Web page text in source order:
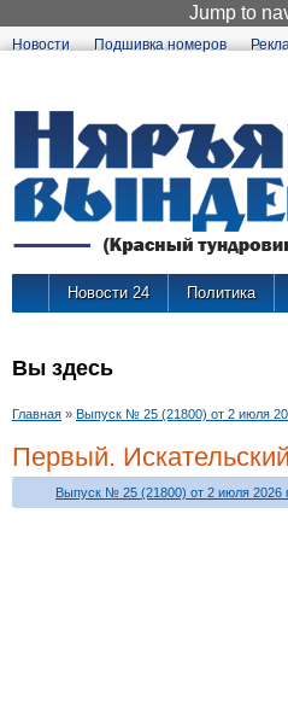
Jump to
Новости Подшивка номеров
Новости 24 Политика
Вы здесь
Главная » Выпуск № 25 (21800) от 2 июля
Первый.
Выпуск № 25 (21800) от 2 июля 2026